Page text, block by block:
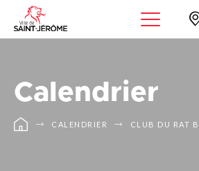
Calendrier
CALENDRIER CLUB DU RAT